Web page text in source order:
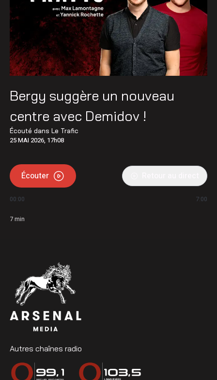
Bergy suggère un nouveau
centre avec Demidov !
Écouté dans Le Trafic
25 MAI 2026, 17h08
Écouter
00:00 7:00
7min
Autres chaînes radio